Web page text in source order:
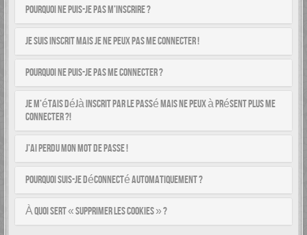
Pourquoi ne puis-je pas m’inscrire ?
Je suis inscrit mais je ne peux pas me connecter !
Pourquoi ne puis-je pas me connecter ?
Je m’étais déjà inscrit par le passé mais ne peux à présent plus me
connecter ?!
J’ai perdu mon mot de passe !
Pourquoi suis-je déconnecté automatiquement ?
À quoi sert « Supprimer les cookies » ?